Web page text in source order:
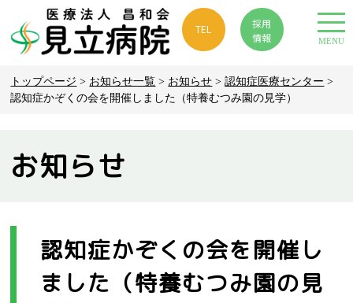
TEL
採用
情報
MENU
トップページ > お知らせ一覧 > お知らせ >認知症医療センター >
認知症かぞくの会を開催しました（特養むつみ園の見学）
お知らせ
認知症かぞくの会を開催し
ました（特養むつみ園の見